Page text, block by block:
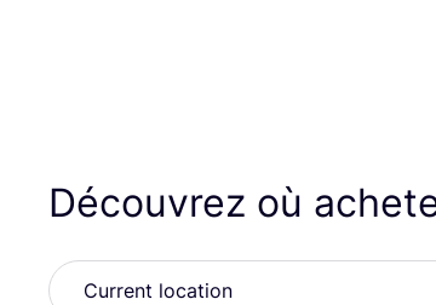
Découvrez où